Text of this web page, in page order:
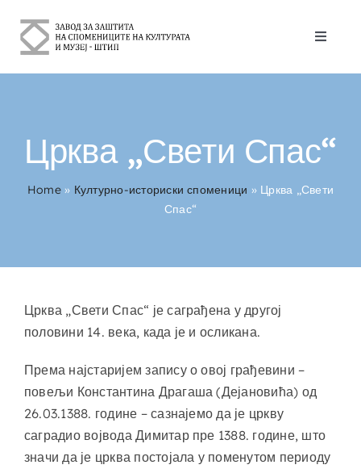
content
Toggle
За Нас
Контакт
Црква „Свети Спас“
Home» Културно-историски споменици » Црква „Свети
Спас“
Црква „Свети Спас“ је саграђена у другој
половини 14. века, када је и осликана.
Према најстаријем запису о овој грађевини –
повељи Константина Драгаша (Дејановића) од
26.03.1388. године – сазнајемо да је цркву
саградио војвода Димитар пре 1388. године, што
значи да је црква постојала у поменутом периоду